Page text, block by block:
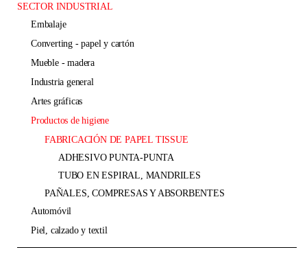
SECTOR INDUSTRIAL
embalaje
converting - papel y cartón
mueble - madera
industria general
artes gráficas
productos de higiene
FABRICACIÓN DE PAPEL TISSUE
ADHESIVO PUNTA-PUNTA
TUBO EN ESPIRAL, MANDRILES
PAÑALES, COMPRESAS Y ABSORBENTES
automóvil
piel, calzado y textil